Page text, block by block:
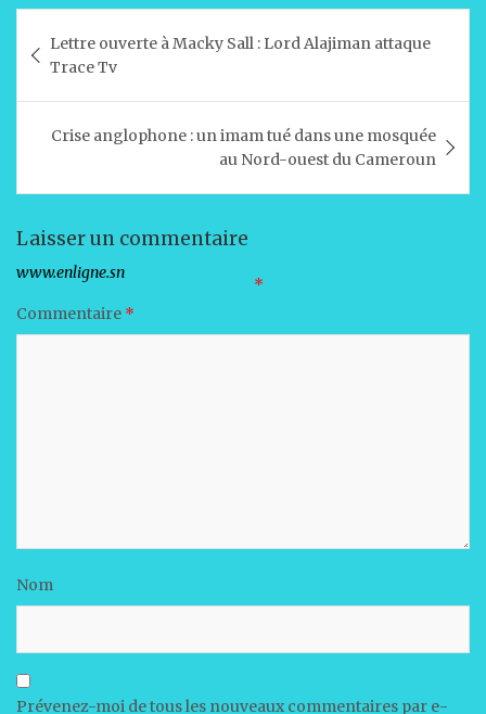
at
s
A
p
c
e
b
o
k
k
e
dI
n
ai
l
ta
g
er
de
l’article
Lettre ouverte à Macky Sall : Lord Alajiman attaque
Trace Tv
Crise anglophone : un imam tué dans une mosquée
au Nord-ouest du Cameroun
Laisser un commentaire
Votre adresse e-mail ne sera pas publiée.
Les champs obligatoires sont indiqués avec *
Commentaire *
Nom
Prévenez-moi de tous les nouveaux commentaires par e-